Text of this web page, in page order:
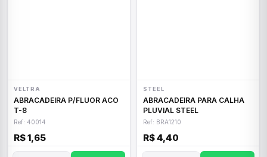
VELTRA
ABRACADEIRA P/FLUOR ACO
T-8
Ref: 40014
R$ 1,65
STEEL
ABRACADEIRA PARA CALHA
PLUVIAL STEEL
Ref: BRA1210
R$ 4,40